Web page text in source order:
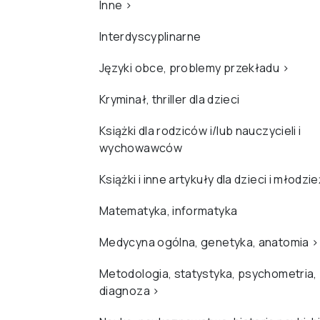
Inne ›
Interdyscyplinarne
Języki obce, problemy przekładu ›
Kryminał, thriller dla dzieci
Książki dla rodziców i/lub nauczycieli i
wychowawców
Książki i inne artykuły dla dzieci i
Matematyka, informatyka
Medycyna ogólna, genetyka, anatomia ›
Metodologia, statystyka, psychometria,
diagnoza ›